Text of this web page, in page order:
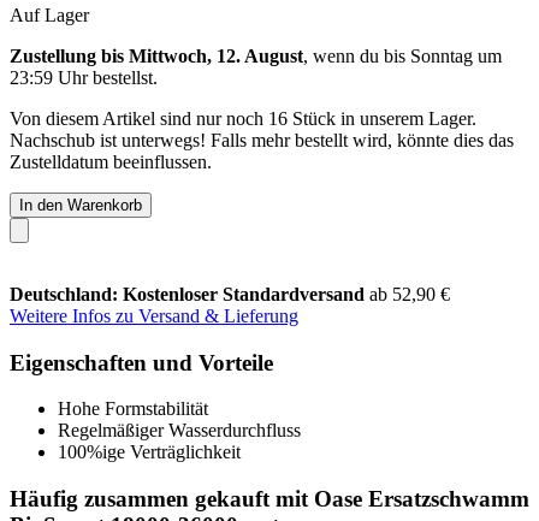
Auf Lager
Zustellung bis Mittwoch, 12. August, wenn du bis Sonntag um
23:59 Uhrbestellst.
Von diesem Artikel sind nur noch 16 Stück in unserem Lager.
Nachschub ist unterwegs! Falls mehr bestellt wird, könnte dies das
Zustelldatum beeinflussen.
In den Warenkorb
Deutschland: Kostenloser Standardversand ab 52,90 €
Weitere Infos zu Versand & Lieferung
Eigenschaften und Vorteile
Hohe Formstabilität
Regelmäßiger Wasserdurchfluss
100%ige Verträglichkeit
Häufig zusammen gekauft mit Oase Ersatzschwamm